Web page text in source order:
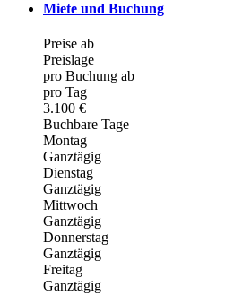
Miete und Buchung
Preise ab
Preislage
pro Buchung ab
pro Tag
3.100 €
Buchbare Tage
Montag
Ganztägig
Dienstag
Ganztägig
Mittwoch
Ganztägig
Donnerstag
Ganztägig
Freitag
Ganztägig